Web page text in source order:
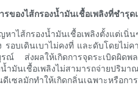
รของไส้กรองน้ำมันเชื้อเพลิงที่ชำรุ
หาไส้กรองน้ำมันเชื้อเพลิงตั้งแต่เ
รอบเดินเบาไม่คงที่ และดับโดยไม่
รณ์ ส่งผลให้เกิดการจุดระเบิดผิด
น้ำมันเชื้อเพลิงไม่สามารถจ่ายปริม
เซลมักทำให้เกิดกลิ่นเฉพาะหรือกา